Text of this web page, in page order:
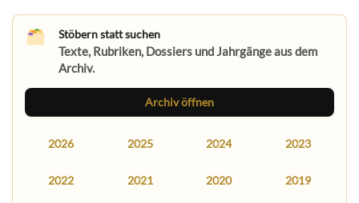
Stöbern statt suchen
Texte, Rubriken, Dossiers und Jahrgänge aus dem
Archiv.
Archiv öffnen
2026 2025 2024 2023
2022 2021 2020 2019